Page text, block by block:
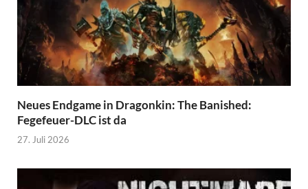
Neues Endgame in Dragonkin: The Banished:
Fegefeuer-DLC ist da
27. Juli 2026